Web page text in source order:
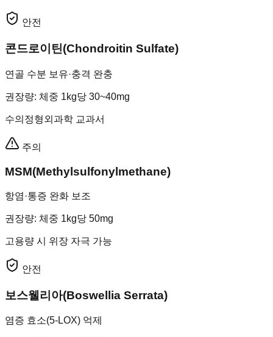
안전
콘드로이틴(Chondroitin Sulfate)
연골 수분 보유·충격 완충
권장량: 체중 1kg당 30~40mg
수의정형외과학 교과서
주의
MSM(Methylsulfonylmethane)
항염·통증 완화 보조
권장량: 체중 1kg당 50mg
고용량 시 위장 자극 가능
안전
보스웰리아(Boswellia Serrata)
염증 효소(5-LOX) 억제